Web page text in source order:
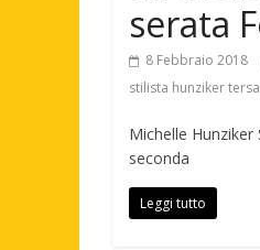
serata
8 Febbraio 2018
stilista hunziker
Michelle
seconda
Leggi tutto